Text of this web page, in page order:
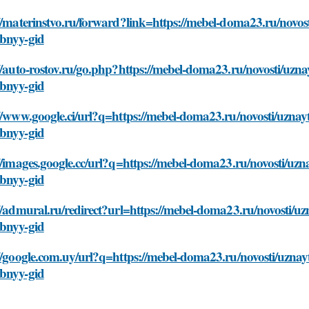
forward?link=https://mebel-doma23.ru/
gid
rostov.ru/go.php?https://mebel-doma23.ru/novosti/
gid
url?q=https://mebel-doma23.ru/novosti/
gid
url?q=https://mebel-doma23.ru/novosti/
gid
redirect?url=https://mebel-doma23.ru/novosti/
gid
url?q=https://mebel-doma23.ru/novosti/
gid